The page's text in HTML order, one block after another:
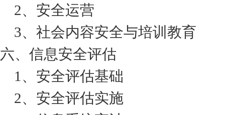
2、安全运营
3、社会内容安全与培训教育
六、信息安全评估
1、安全评估基础
2、安全评估实施